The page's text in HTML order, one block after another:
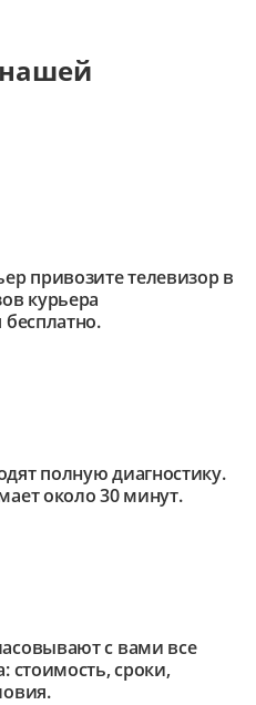
привозите телевизор в
курьера
бесплатно.
полную диагностику.
около 30 минут.
с вами все
стоимость, сроки,